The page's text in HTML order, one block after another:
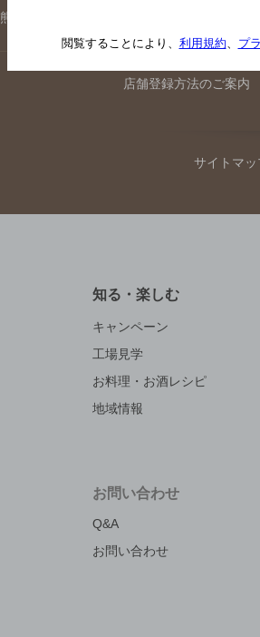
熊本県のバー検索
店舗登録方法のご案内
サイトマッ
知る・楽しむ
キャンペーン
工場見学
お料理・お酒レシピ
地域情報
お問い合わせ
Q&A
お問い合わせ
閲覧することにより、 利用規約、 プ